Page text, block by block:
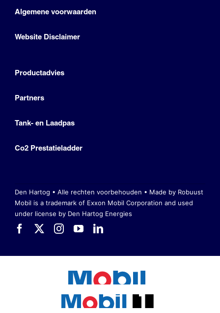
Algemene voorwaarden
Website Disclaimer
Productadvies
Partners
Tank- en Laadpas
Co2 Prestatieladder
Den Hartog • Alle rechten voorbehouden • Made by Robuust
Mobil is a trademark of Exxon Mobil Corporation and used
under license by Den Hartog Energies